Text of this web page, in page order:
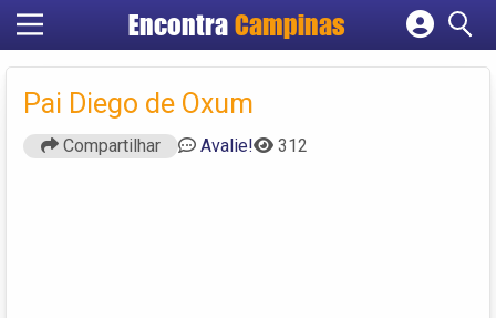
Encontra Campinas
Cadastrar empresa
Criar conta
Pai Diego de Oxum
Compartilhar Avalie! 312